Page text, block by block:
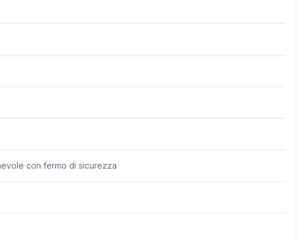
con fermo di sicurezza